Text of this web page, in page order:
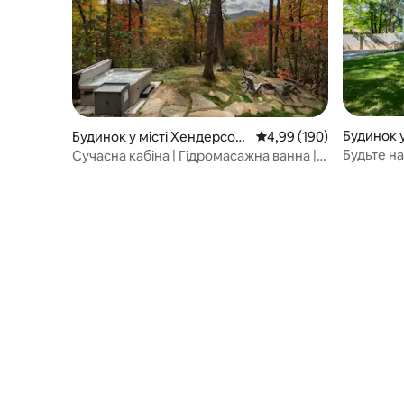
Будинок у місті Хендерсон
вил
Середня оцінка: 4,99 з
4,99 (190)
Сучасна кабіна | Гідромасажна ванна |
Будинок
Будьте